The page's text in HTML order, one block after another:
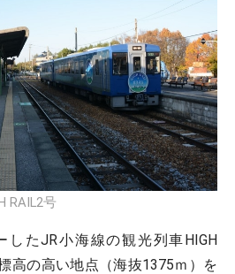
RAIL2号
したJR小海線の観光列車HIGH
高の高い地点（海抜1375ｍ）を